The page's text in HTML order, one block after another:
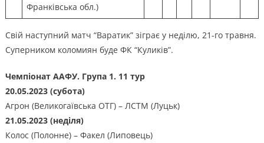
Франківська обл.)
Свій наступний матч “Варатик” зіграє у неділю, 21-го травня.
Суперником коломиян буде ФК “Куликів”.
Чемпіонат ААФУ. Група 1. 11 тур
20.05.2023 (субота)
Агрон (Великогаївська ОТГ) – ЛСТМ (Луцьк)
21.05.2023 (неділя)
Колос (Полонне) – Факел (Липовець)